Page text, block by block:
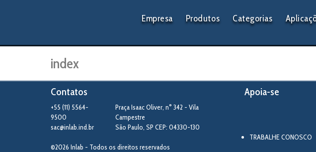
Empresa Produtos Categorias
index
Contatos
+55 (11) 5564-
9500
sac@inlab.ind.br
Praça Isaac Oliver, n° 342 - Vila
Campestre
São Paulo SP CEP: 04330-130
Apoia-se
TRABALHE CONOSCO
©2026 Inlab - Todos os direitos reservados